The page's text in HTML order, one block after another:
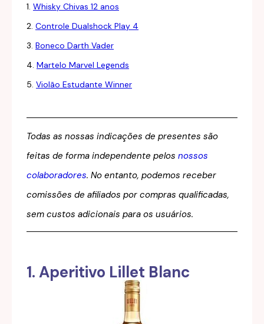
1. Whisky Chivas 12 anos
2. Controle Dualshock Play 4
3. Boneco Darth Vader
4. Martelo Marvel Legends
5. Violão Estudante Winner
Todas as nossas indicações de presentes são
feitas de forma independente pelos nossos
colaboradores. No entanto, podemos receber
comissões de afiliados por compras qualificadas,
sem custos adicionais para os usuários.
1. Aperitivo Lillet Blanc